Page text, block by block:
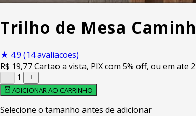
Trilho de Mesa
★ 4.9 (14 avaliacoes)
R$ 19,77Cartao a vista, PIX com 5% off, ou em ate
1
ADICIONAR AO CARRINHO
Selecione o tamanho antes de adicionar